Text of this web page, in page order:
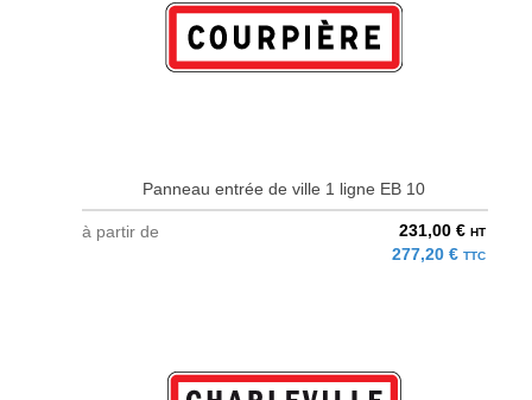
Panneau entrée de ville 1 ligne EB 10
à partir de 231,00 € HT
277,20 € TTC